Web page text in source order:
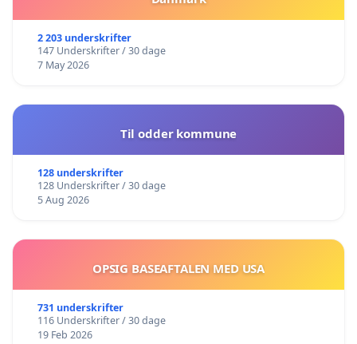
2 203 underskrifter
147 Underskrifter / 30 dage
7 May 2026
Til odder kommune
128 underskrifter
128 Underskrifter / 30 dage
5 Aug 2026
OPSIG BASEAFTALEN MED USA
731 underskrifter
116 Underskrifter / 30 dage
19 Feb 2026